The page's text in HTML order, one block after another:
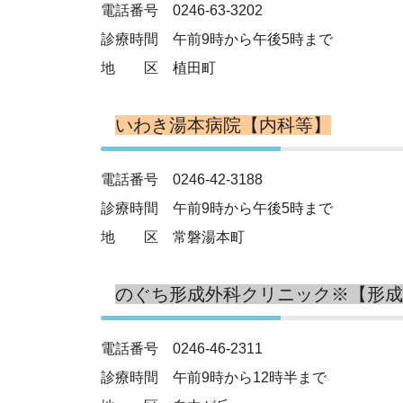
電話番号 0246-63-3202
診療時間 午前9時から午後5時まで
地 区 植田町
いわき湯本病院【内科等】
電話番号 0246-42-3188
診療時間 午前9時から午後5時まで
地 区 常磐湯本町
のぐち形成外科クリニック※【形
電話番号 0246-46-2311
診療時間 午前9時から12時半まで